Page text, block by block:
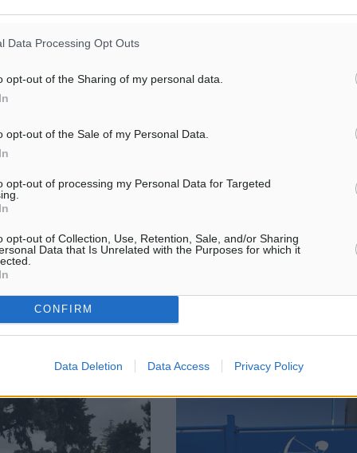
Data Processing Opt Outs
opt-out of the Sharing of my personal data.
opt-out of the Sale of my Personal Data.
opt-out of processing my Personal Data for Targeted
opt-out of Collection, Use, Retention, Sale, and/or Sharing
Data that Is Unrelated with the Purposes for which it
CONFIRM
Data Deletion Data Access Privacy Policy
ο κορωνοϊός και
οικονομία -Πλήγμα για
προσλαμβάνει
νέου κορωνοϊού με
να εκτιμούν μάλιστα ότι
καν στην κορύφωσή
στα μέσα ...
Παραθεριστική κατοικία: Νέοι
προορισμοί στο στόχαστρο
Σε νέους προορισμούς
ξένοι αγοραστές εξοχικών
Algean Property. Στήριξη από